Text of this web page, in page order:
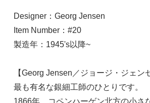
Designer：Georg Jensen
Item Number：#20
製造年：1945's以降~
【Georg Jensen／ジョージ・ジェン
最も有名な銀細工師のひとりです。